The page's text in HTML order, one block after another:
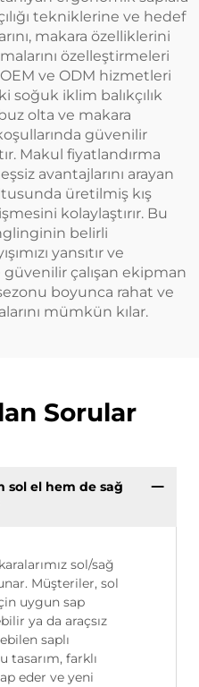
tekniklerine ve hedef
makara özelliklerini
özelleştirmeleri
ve ODM hizmetleri
soğuk iklim balıkçılık
olta ve makara
güvenilir
Makul fiyatlandırma
avantajlarını arayan
üretilmiş kış
kolaylaştırır. Bu
belirli
yansıtır ve
çalışan ekipman
boyunca rahat ve
mümkün kılar.
Sorular
sol el hem de sağ
sol/sağ
Müşteriler, sol
uygun sap
ya da araçsız
saplı
tasarım, farklı
eder ve yeni